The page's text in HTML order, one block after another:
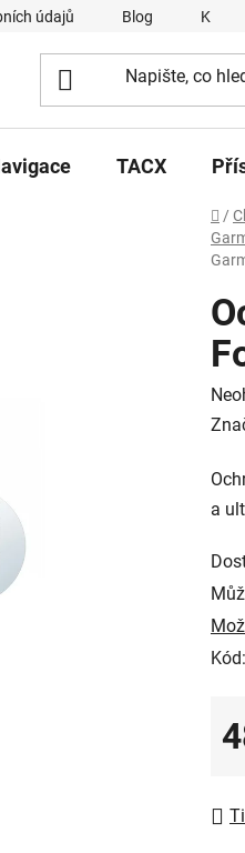
údajů Blog
TACX
/
je
0,0
5
a
Kód: